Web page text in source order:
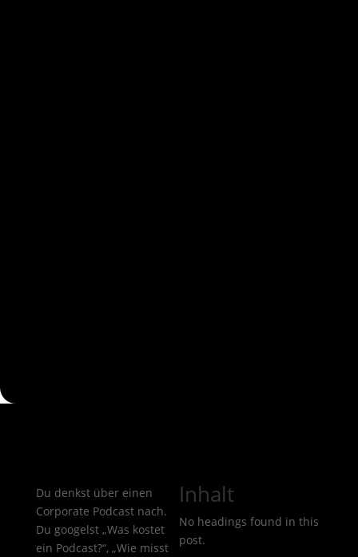
Du denkst über einen
Corporate Podcast nach.
Du googelst „Was kostet
ein Podcast?“, „Wie misst
Inhalt
No headings found in this
post.